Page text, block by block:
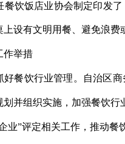
餐饮饭店业协会制定印发
设有文明用餐、避免浪费
作举措
好餐饮行业管理。自治区
并组织实施，加强餐饮行
业”评定相关工作，推动餐